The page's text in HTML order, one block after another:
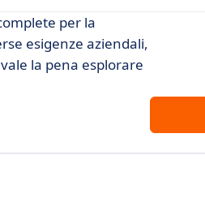
per la
esigenze aziendali,
la pena esplorare